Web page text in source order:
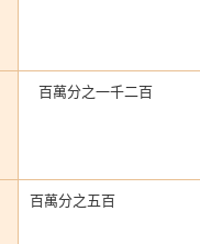
百萬分之一千二百
百萬分之五百